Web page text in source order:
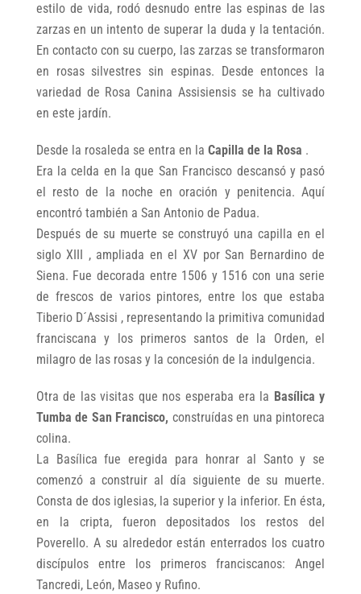
estilo de vida, rodó desnudo entre las espinas de las
zarzas en un intento de superar la duda y la tentación.
En contacto con su cuerpo, las zarzas se transformaron
en rosas silvestres sin espinas. Desde entonces la
variedad de Rosa Canina Assisiensis se ha cultivado
en este jardín.
Desde la rosaleda se entra en la Capilla de la Rosa .
Era la celda en la que San Francisco descansó y pasó
el resto de la noche en oración y penitencia. Aquí
encontró también a San Antonio de Padua.
Después de su muerte se construyó una capilla en el
siglo XIII , ampliada en el XV por San Bernardino de
Siena. Fue decorada entre 1506 y 1516 con una serie
de frescos de varios pintores, entre los que estaba
Tiberio D´Assisi , representando la primitiva comunidad
franciscana y los primeros santos de la Orden, el
milagro de las rosas y la concesión de la indulgencia.
Otra de las visitas que nos esperaba era la Basílica y
Tumba de San Francisco, construídas en una pintoreca
colina.
La Basílica fue eregida para honrar al Santo y se
comenzó a construir al día siguiente de su muerte.
Consta de dos iglesias, la superior y la inferior. En ésta,
en la cripta, fueron depositados los restos del
Poverello. A su alrededor están enterrados los cuatro
discípulos entre los primeros franciscanos: Angel
Tancredi, León, Maseo y Rufino.